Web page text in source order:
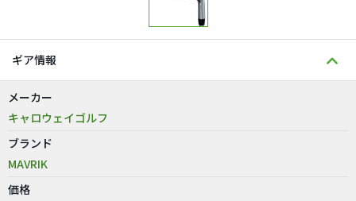
ギア情報
メーカー
キャロウェイゴルフ
ブランド
MAVRIK
価格